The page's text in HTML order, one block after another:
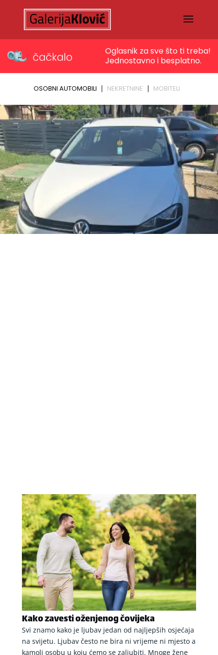
Kako zavesti oženjenog čovijeka
Svi znamo kako je ljubav jedan od najljepših osjećaja
na svijetu. Ljubav često ne bira ni vrijeme ni mjesto a
kamoli osobu u koju ćemo se zaljubiti. Mnoge žene